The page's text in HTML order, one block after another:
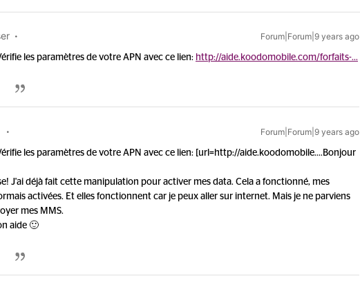
Forum|Forum|9 years ago
les paramètres de votre APN avec ce lien: http://aide.koodomobile.com/forfaits-...
Forum|Forum|9 years ago
les paramètres de votre APN avec ce lien: [url=http://aide.koodomobile....Bonjour
J'ai déjà fait cette manipulation pour activer mes data. Cela a fonctionné, mes
activées. Et elles fonctionnent car je peux aller sur internet. Mais je ne parviens
mes MMS.
aide 🙂